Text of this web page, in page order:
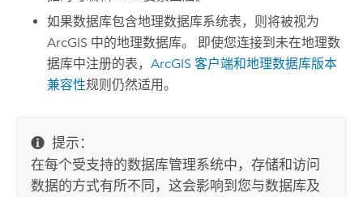
如果数据库包含地理数据库系统表，则将被视为
ArcGIS 中的地理数据库。 即使您连接到未在地理数
据库中注册的表，ArcGIS 客户端和地理数据库版本
兼容性规则仍然适用。
提示：
在每个受支持的数据库管理系统中，存储和访问
数据的方式有所不同，这会影响到您与数据库及